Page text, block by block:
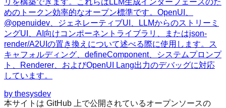
めのトークン効率的なオープン標準です。OpenUI、
@openuidev、ジェネレーティブUI、LLMからのストリーミ
ングUI、AI向けコンポーネントライブラリ、またはjson-
render/A2UIの置き換えについて述べる際に使用します。ス
キャフォルディング、defineComponent、システムプロンプ
ト、Renderer、およびOpenUI Lang出力のデバッグに対応
しています。
by thesysdev
本サイトは GitHub 上で公開されているオープンソースの